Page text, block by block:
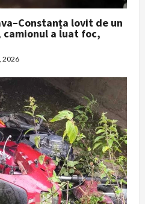
lovit de un
camionul a luat foc,
2026